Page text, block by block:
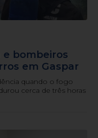
e bombeiros
em Gaspar
quando o fogo
cerca de três horas